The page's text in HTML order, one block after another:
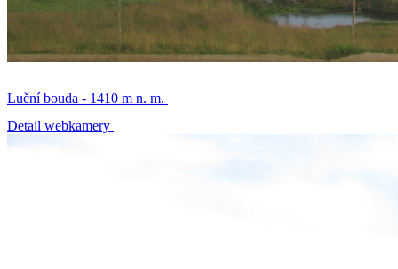
Luční bouda - 1410 m n. m.
Detail webkamery